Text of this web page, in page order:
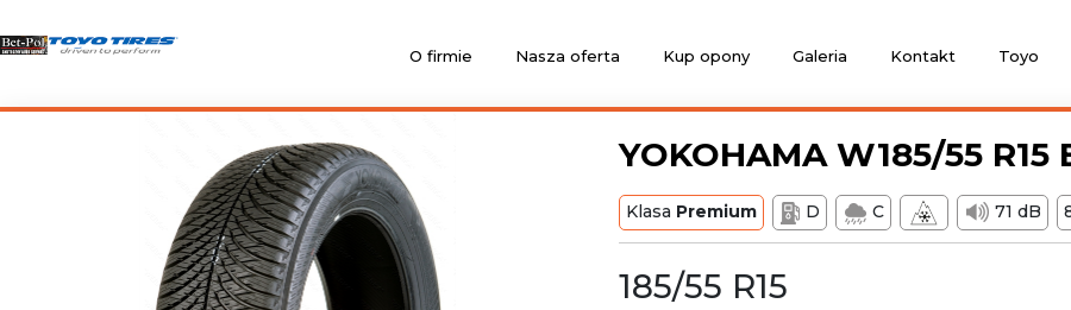
O firmie Nasza oferta Kup opony Galeria Kontakt Toyo
YOKOHAMA W185/55 R15
Klasa Premium D C 71 dB
185/55 R15